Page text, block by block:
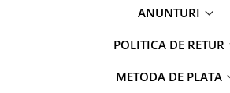
ANUNTURI
POLITICA DE RETUR
METODA DE PLATA